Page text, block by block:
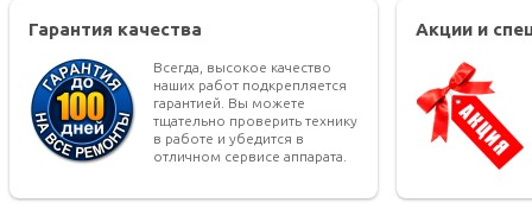
Гарантия качества
Всегда, высокое качество
наших работ подкрепляется
гарантией. Вы можете
тщательно проверить технику
в работе и убедится в
отличном сервисе аппарата.
Акции и